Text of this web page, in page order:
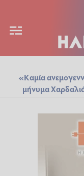
«Καμία
μήνυμα